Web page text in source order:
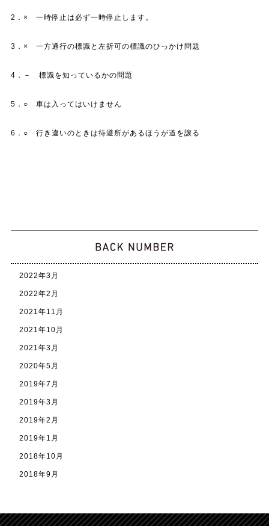
2．× 一時停止は必ず一時停止します。
3．× 一方通行の標識と左折可の標識のひっかけ問題
4．－ 標識を知っているかの問題
5．○ 車は入ってはいけません
6．○ 行き違いのときは待避所があるほうが道を譲る
2022年3月
2022年2月
2021年11月
2021年10月
2021年3月
2020年5月
2019年7月
2019年3月
2019年2月
2019年1月
2018年10月
2018年9月